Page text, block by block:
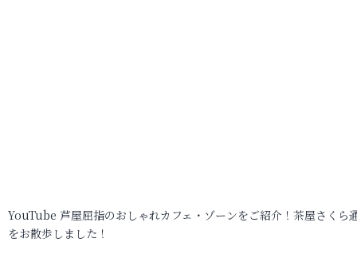
YouTube 芦屋屈指のおしゃれカフェ・ゾーンをご紹介！茶屋さくら
をお散歩しました！